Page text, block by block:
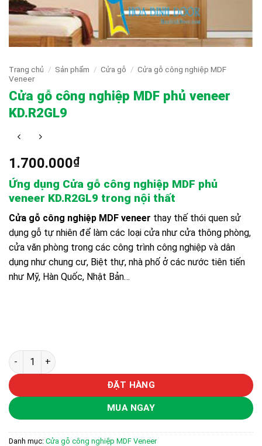
Trang chủ / Sản phẩm / Cửa gỗ / Cửa gỗ công nghiệp MDF
Veneer
Cửa gỗ công nghiệp MDF phủ veneer
KD.R2GL9
1.700.000₫
Ứng dụng Cửa gỗ công nghiệp MDF phủ
veneer KD.R2GL9 trong nội thất
Cửa gỗ công nghiệp MDF veneer thay thế thói quen sử
dụng gỗ tự nhiên để làm các loại cửa như cửa thông phòng,
cửa văn phòng trong các công trình công nghiệp và dân
dụng như chung cư, Biệt thự, nhà phố ở các nước tiên tiến
như Mỹ, Hàn Quốc, Nhật Bản…
Cửa gỗ công nghiệp MDF phủ veneer KD.R2GL9 số lượng
ĐẶT HÀNG
MUA NGAY
Danh mục: Cửa gỗ công nghiệp MDF Veneer